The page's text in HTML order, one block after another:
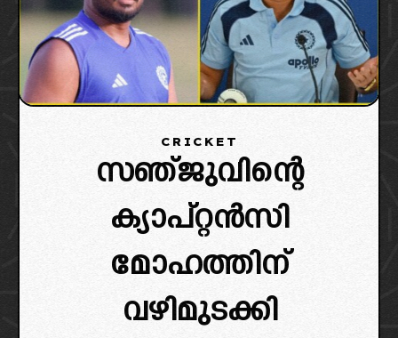
CRICKET
സഞ്ജുവിന്റെ
ക്യാപ്റ്റൻസി
മോഹത്തിന്
വഴിമുടക്കി